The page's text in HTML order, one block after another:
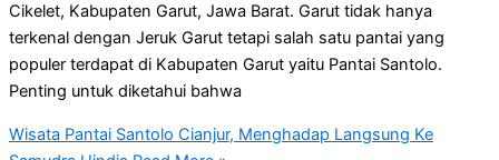
Cikelet, Kabupaten Garut, Jawa Barat. Garut tidak hanya
terkenal dengan Jeruk Garut tetapi salah satu pantai yang
populer terdapat di Kabupaten Garut yaitu Pantai Santolo.
Penting untuk diketahui bahwa
Wisata Pantai Santolo Cianjur, Menghadap Langsung Ke